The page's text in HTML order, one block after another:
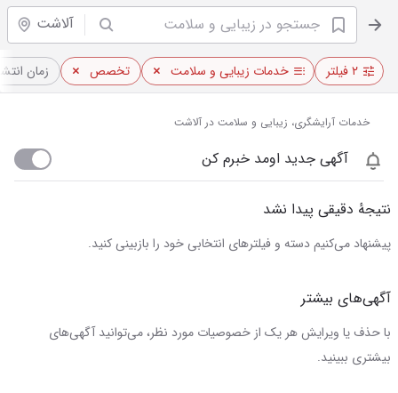
آلاشت
۲ فیلتر خدمات زیبایی و سلامت تخصص زمان
خدمات آرایشگری، زیبایی و سلامت در آلاشت
آگهی جدید اومد خبرم کن
نتیجهٔ دقیقی پیدا نشد
پیشنهاد می‌کنیم دسته و فیلترهای انتخابی خود را بازبینی کنید.
آگهی‌های بیشتر
با حذف یا ویرایش هر یک از خصوصیات مورد نظر، می‌توانید آگهی‌های
بیشتری ببینید.